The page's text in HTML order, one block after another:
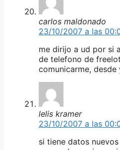
carlos maldonado
23/10/2007 a las
me dirijo a ud por si
de telefono de
comunicarme, desde
lelis kramer
23/10/2007 a las
si tiene datos